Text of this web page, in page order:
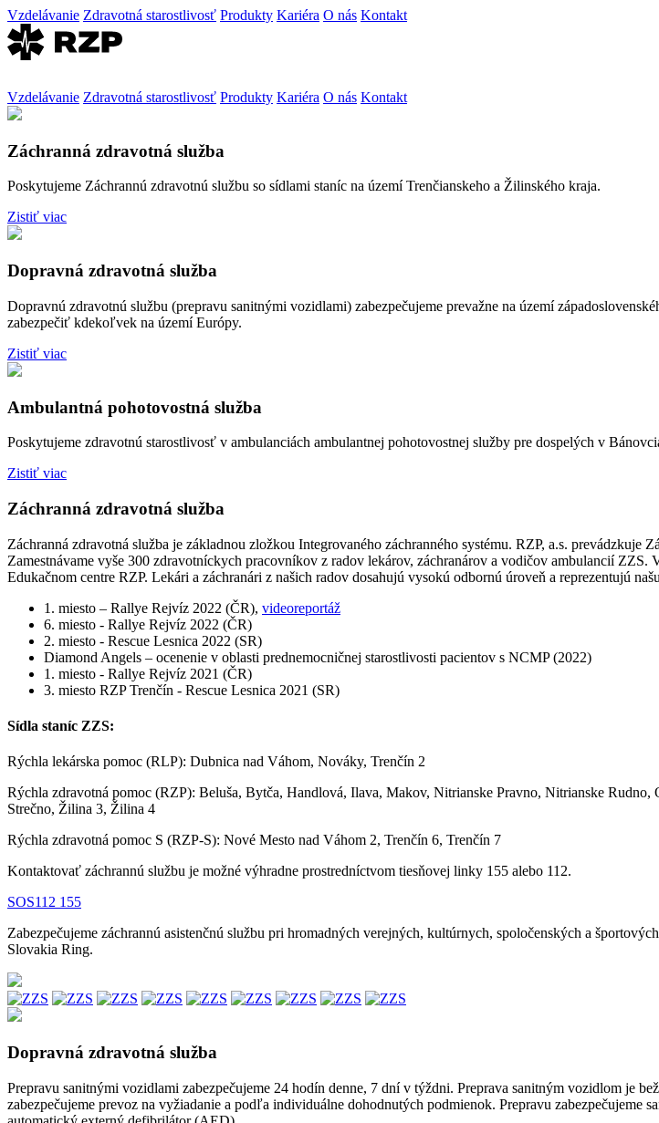
Vzdelávanie Zdravotná starostlivosť Produkty Kariéra O nás Kontakt
Vzdelávanie Zdravotná starostlivosť Produkty Kariéra O nás Kontakt
Záchranná zdravotná služba
Poskytujeme Záchrannú zdravotnú službu so sídlami staníc na území Trenčianskeho a Žilinského kraja.
Zistiť viac
Dopravná zdravotná služba
Dopravnú zdravotnú službu (prepravu sanitnými vozidlami) zabezpečujeme prevažne na území
zabezpečiť kdekoľvek na území Európy.
Zistiť viac
Ambulantná pohotovostná služba
Poskytujeme zdravotnú starostlivosť v ambulanciách ambulantnej pohotovostnej služby pre dospelých v
Zistiť viac
Záchranná zdravotná služba
Záchranná zdravotná služba je základnou zložkou Integrovaného záchranného systému. RZP, a.s.
Zamestnávame vyše 300 zdravotníckych pracovníkov z radov lekárov, záchranárov a vodičov ambulancií
Edukačnom centre RZP. Lekári a záchranári z našich radov dosahujú vysokú odbornú úroveň a reprezentujú
1. miesto – Rallye Rejvíz 2022 (ČR), videoreportáž
6. miesto - Rallye Rejvíz 2022 (ČR)
2. miesto - Rescue Lesnica 2022 (SR)
Diamond Angels – ocenenie v oblasti prednemocničnej starostlivosti pacientov s NCMP (2022)
1. miesto - Rallye Rejvíz 2021 (ČR)
3. miesto RZP Trenčín - Rescue Lesnica 2021 (SR)
Sídla staníc ZZS:
Rýchla lekárska pomoc (RLP): Dubnica nad Váhom, Nováky, Trenčín 2
Rýchla zdravotná pomoc (RZP): Beluša, Bytča, Handlová, Ilava, Makov, Nitrianske Pravno, Nitrianske
Strečno, Žilina 3, Žilina 4
Rýchla zdravotná pomoc S (RZP-S): Nové Mesto nad Váhom 2, Trenčín 6, Trenčín 7
Kontaktovať záchrannú službu je možné výhradne prostredníctvom tiesňovej linky 155 alebo 112.
SOS112 155
Zabezpečujeme záchrannú asistenčnú službu pri hromadných verejných, kultúrnych, spoločenských a
Slovakia Ring.
Dopravná zdravotná služba
Prepravu sanitnými vozidlami zabezpečujeme 24 hodín denne, 7 dní v týždni. Preprava sanitným vozidlom je
zabezpečujeme prevoz na vyžiadanie a podľa individuálne dohodnutých podmienok. Prepravu